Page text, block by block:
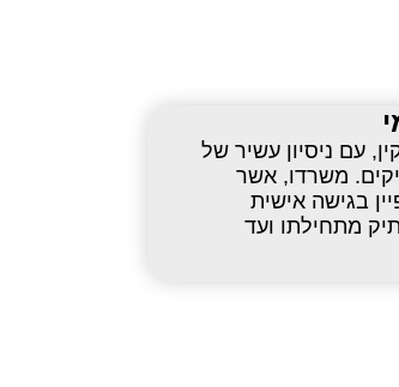
עם ניסיון עשיר של
מעשור וטיפול מוצלח ביותר מ-1,000 תיקים. משרדו, אשר
בגישה אישית
מתחילתו ועד